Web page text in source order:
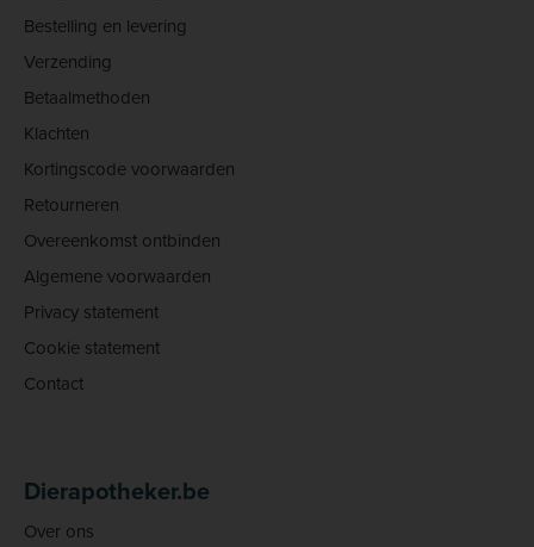
Bestelling en levering
Verzending
Betaalmethoden
Klachten
Kortingscode voorwaarden
Retourneren
Overeenkomst ontbinden
Algemene voorwaarden
Privacy statement
Cookie statement
Contact
Dierapotheker.be
Over ons